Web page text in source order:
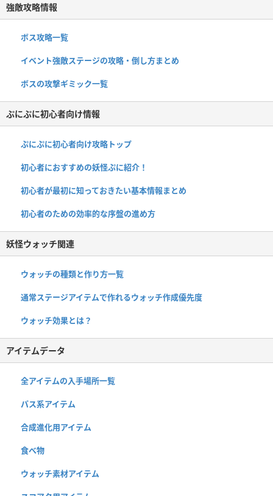
強敵攻略情報
ボス攻略一覧
イベント強敵ステージの攻略・倒し方まとめ
ボスの攻撃ギミック一覧
ぷにぷに初心者向け情報
ぷにぷに初心者向け攻略トップ
初心者におすすめの妖怪ぷに紹介！
初心者が最初に知っておきたい基本情報まとめ
初心者のための効率的な序盤の進め方
妖怪ウォッチ関連
ウォッチの種類と作り方一覧
通常ステージアイテムで作れるウォッチ作成優先度
ウォッチ効果とは？
アイテムデータ
全アイテムの入手場所一覧
パス系アイテム
合成進化用アイテム
食べ物
ウォッチ素材アイテム